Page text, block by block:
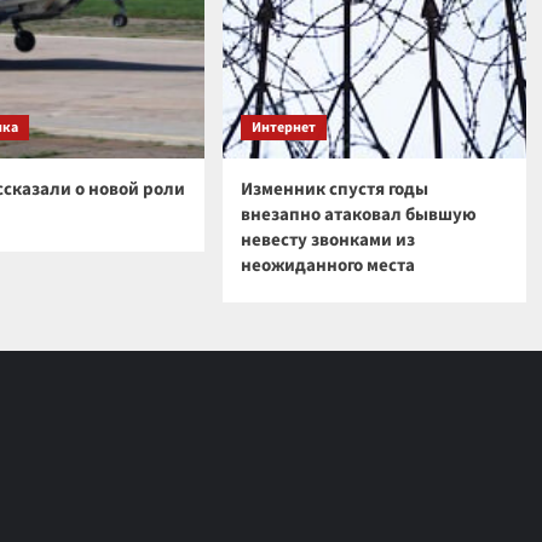
о новой роли
Интернет
Изменник спустя годы
внезапно атаковал бывшую
невесту звонками из
неожиданного места